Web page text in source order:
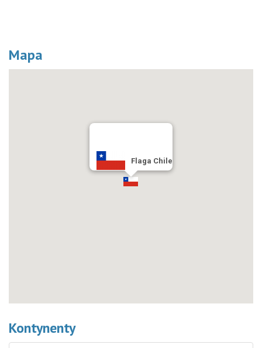
Mapa
Flaga Chile
Kontynenty